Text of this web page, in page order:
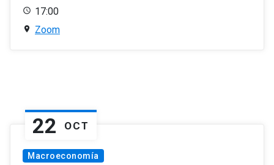
17:00
Zoom
22 OCT
Macroeconomía